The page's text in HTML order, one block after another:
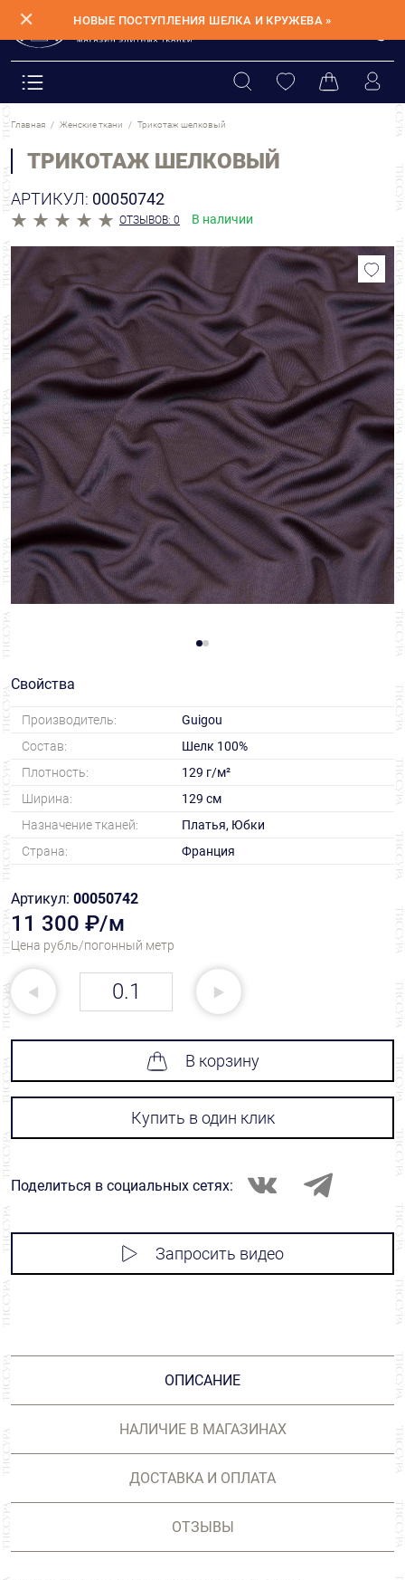
✕ НОВЫЕ ПОСТУПЛЕНИЯ ШЕЛКА И КРУЖЕВА »
Главная Женские ткани Трикотаж шелковый
ТРИКОТАЖ ШЕЛКОВЫЙ
АРТИКУЛ: 00050742
ОТЗЫВОВ: 0 В наличии
Свойства
Производитель:
Guigou
Состав:
Шелк 100%
Плотность:
129 г/м²
Ширина:
129 см
Назначение тканей:
Платья, Юбки
Страна:
Франция
Артикул: 00050742
11 300 ₽/м
Цена рубль/погонный метр
В корзину
Купить в один клик
Поделиться в социальных сетях:
Запросить видео
ОПИСАНИЕ
НАЛИЧИЕ В МАГАЗИНАХ
ДОСТАВКА И ОПЛАТА
ОТЗЫВЫ